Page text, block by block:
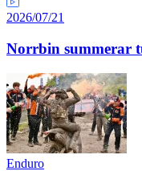
2026/07/21
Norrbin summerar
Enduro